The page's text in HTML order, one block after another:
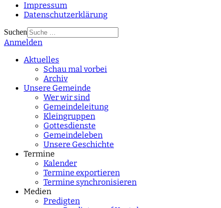
Impressum
Datenschutzerklärung
Suchen
Type 2 or more
Anmelden
Aktuelles
Schau mal vorbei
Archiv
Unsere Gemeinde
Wer wir sind
Gemeindeleitung
Kleingruppen
Gottesdienste
Gemeindeleben
Unsere Geschichte
Termine
Kalender
Termine exportieren
Termine synchronisieren
Medien
Predigten